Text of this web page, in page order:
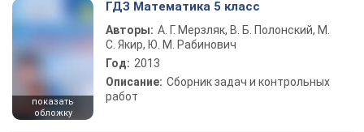
показать
обложку
ГДЗ Математика 5 класс
Авторы: А. Г. Мерзляк, В. Б. Полонский, М.
С. Якир, Ю. М. Рабинович
Год: 2013
Описание: Сборник задач и контрольных
работ